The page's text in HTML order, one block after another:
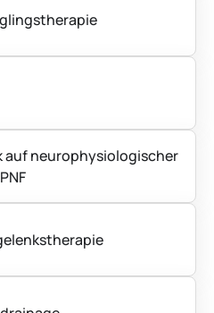
auf neurophysiologischer